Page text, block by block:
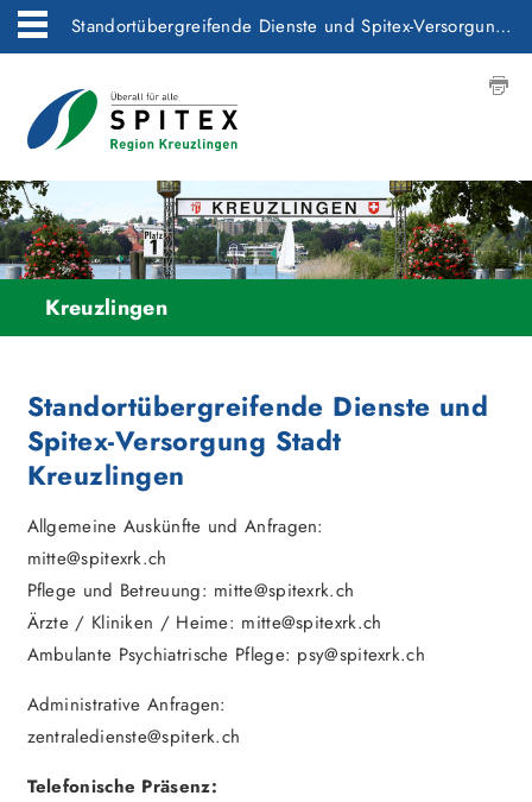
Standortübergreifende Dienste und Spitex-Versorgung Stadt Kreuzlingen
Kreuzlingen
Standortübergreifende Dienste und
Spitex-Versorgung Stadt
Kreuzlingen
Allgemeine Auskünfte und Anfragen:
mitte@spitexrk.ch
Pflege und Betreuung: mitte@spitexrk.ch
Ärzte / Kliniken / Heime: mitte@spitexrk.ch
Ambulante Psychiatrische Pflege: psy@spitexrk.ch
Administrative Anfragen:
zentraledienste@spiterk.ch
Telefonische Präsenz: